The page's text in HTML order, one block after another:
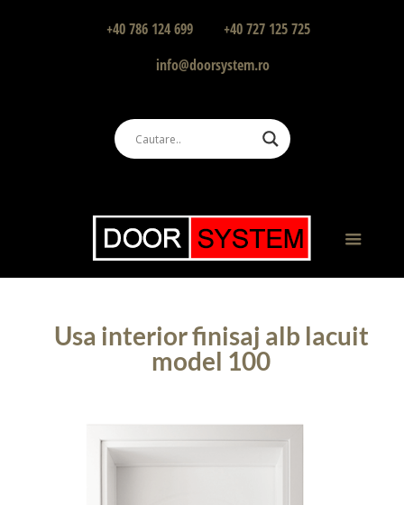
+40 786 124 699
+40 727 125 725
info@doorsystem.ro
Usa interior finisaj alb lacuit
model 100